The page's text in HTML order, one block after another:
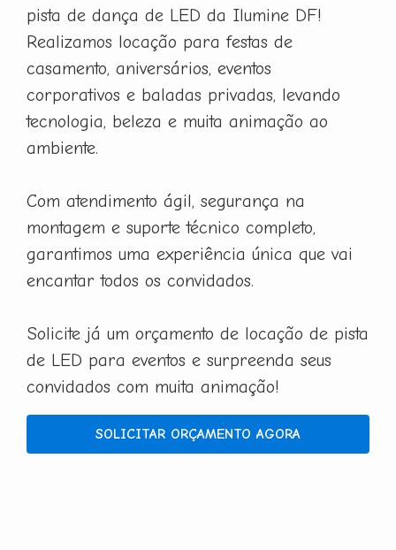
pista de dança de LED da Ilumine DF!
Realizamos locação para festas de
casamento, aniversários, eventos
corporativos e baladas privadas, levando
tecnologia, beleza e muita animação ao
ambiente.
Com atendimento ágil, segurança na
montagem e suporte técnico completo,
garantimos uma experiência única que vai
encantar todos os convidados.
Solicite já um orçamento de locação de pista
de LED para eventos e surpreenda seus
convidados com muita animação!
SOLICITAR ORÇAMENTO AGORA